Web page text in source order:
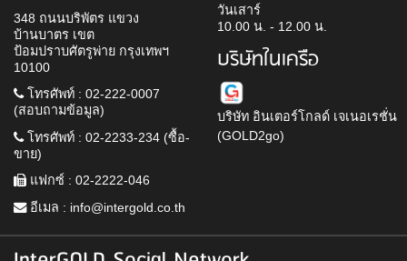
348 ถนนบริพัตร แขวง
บ้านบาตร เขต
ป้อมปราบศัตรูพ่าย กรุงเทพฯ
10100
โทรศัพท์ : 02-222-0007
(สอบถามข้อมูล)
โทรศัพท์ : 02-2233-234 (ซื้อ-
ขาย)
แฟกซ์ : 02-2222-046
อีเมล : info@intergold.co.th
วันเสาร์
10.00 น. - 12.00 น.
บริษัทในเครือ
บริษัท อินเตอร์โกลด์ เจเนอเรชั่น
(GOLD2go)